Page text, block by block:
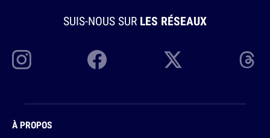
SUIS-NOUS SUR LES RÉSEAUX
À PROPOS